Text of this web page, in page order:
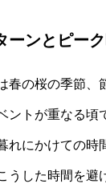
ーンとピー
春の桜の季節、
ントが重なる頃
れにかけての時
うした時間を避